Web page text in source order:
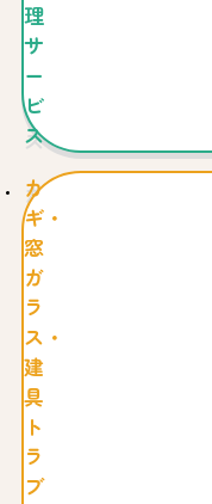
理
サ
ー
ビ
ス
カ
ギ・
窓
ガ
ラ
ス・
建
具
ト
ラ
ブ